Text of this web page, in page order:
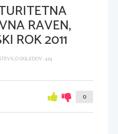
RAVEN,
ROK 2011
OGLEDOV: 424
prikaži meni 0